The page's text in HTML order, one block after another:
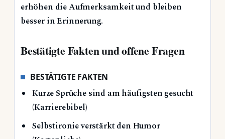
erhöhen die Aufmerksamkeit und bleiben
besser in Erinnerung.
Bestätigte Fakten und offene Fragen
BESTÄTIGTE FAKTEN
Kurze Sprüche sind am häufigsten gesucht
(Karrierebibel)
Selbstironie verstärkt den Humor